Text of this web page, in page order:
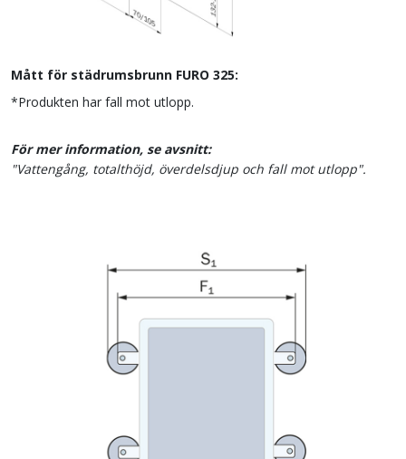
Mått för städrumsbrunn FURO 325:
*Produkten har fall mot utlopp.
För mer information, se avsnitt:
"Vattengång, totalthöjd, överdelsdjup och fall mot utlopp".